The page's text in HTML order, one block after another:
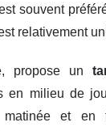
souvent
relativement
propose un
en milieu de
et en